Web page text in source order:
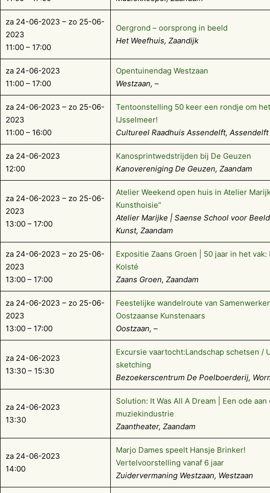
za 24-06-2023 – zo 25-06-
2023
11:00 – 17:00
Oergrond – oorsprong in beeld
Het Weefhuis, Zaandijk
za 24-06-2023
11:00 – 17:00
Opentuinendag Westzaan
Westzaan, –
za 24-06-2023 – zo 25-06-
2023
11:00 – 16:00
Tentoonstelling 50 keer een rondje om het
IJsselmeer!
Cultureel Raadhuis Assendelft, Assendelft
za 24-06-2023
12:00
Kanosprintwedstrijden bij De Geuzen
Kanovereniging De Geuzen, Zaandam
za 24-06-2023 – zo 25-06-
2023
13:00 – 17:00
Atelier Weekend open huis in Atelier
Kunsthoisie”
Atelier Marijke | Saense School voor
Kunst, Zaandam
za 24-06-2023 – zo 25-06-
2023
13:00 – 17:00
Expositie Zaans Groen | 50 jaar in het vak:
Kolsté
Zaans Groen, Zaandam
za 24-06-2023 – zo 25-06-
2023
13:00 – 17:00
Feestelijke wandelroute van
Oostzaanse Kunstenaars
Oostzaan, –
za 24-06-2023
13:30 – 15:30
Excursie vaartocht:Landschap schetsen /
sketching
Bezoekerscentrum De Poelboerderij,
za 24-06-2023
13:30
Solution: It Was All A Dream | Een ode aan
muziekindustrie
Zaantheater, Zaandam
za 24-06-2023
14:00
Marjo Dames speelt Hansje Brinker!
Vertelvoorstelling vanaf 6 jaar
Zuidervermaning Westzaan, Westzaan